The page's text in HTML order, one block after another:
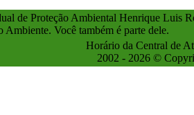
de Proteção Ambiental Henrique Luis
Ambiente. Você também é parte dele.
Horário da Central de
2002 - 2026 ©